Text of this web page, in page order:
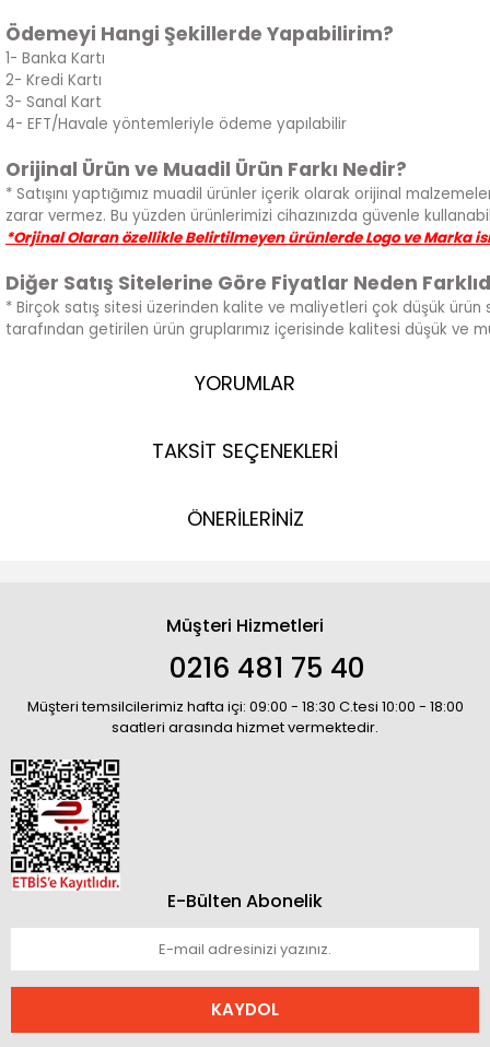
Ödemeyi Hangi Şekillerde Yapabilirim?
1- Banka Kartı
2- Kredi Kartı
3- Sanal Kart
4- EFT/Havale yöntemleriyle ödeme yapılabilir
Orijinal Ürün ve Muadil Ürün Farkı Nedir?
* Satışını yaptığımız muadil ürünler içerik olarak orijinal
zarar vermez. Bu yüzden ürünlerimizi cihazınızda güvenle
*Orjinal Olaran özellikle Belirtilmeyen ürünlerde Logo ve Marka
Diğer Satış Sitelerine Göre Fiyatlar Neden
* Birçok satış sitesi üzerinden kalite ve maliyetleri çok düşük ürün
tarafından getirilen ürün gruplarımız içerisinde kalitesi düşük ve
YORUMLAR
TAKSİT SEÇENEKLERİ
ÖNERİLERİNİZ
Müşteri Hizmetleri
0216 481 75 40
Müşteri temsilcilerimiz hafta içi: 09:00 - 18:30 C.tesi 10:00 - 18:00
saatleri arasında hizmet vermektedir.
E-Bülten Abonelik
KAYDOL